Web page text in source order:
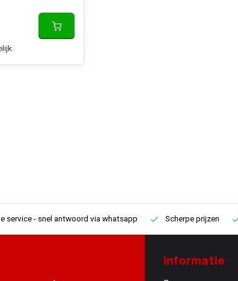
service- snel antwoord via whatsapp Scherpe prijzen
Informatie